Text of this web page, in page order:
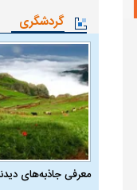
گردشگری
معرفی جاذبه‌های